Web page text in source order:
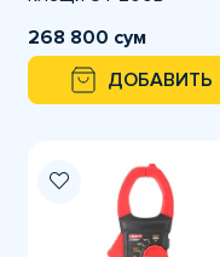
268 800 сум
ДОБАВИТЬ